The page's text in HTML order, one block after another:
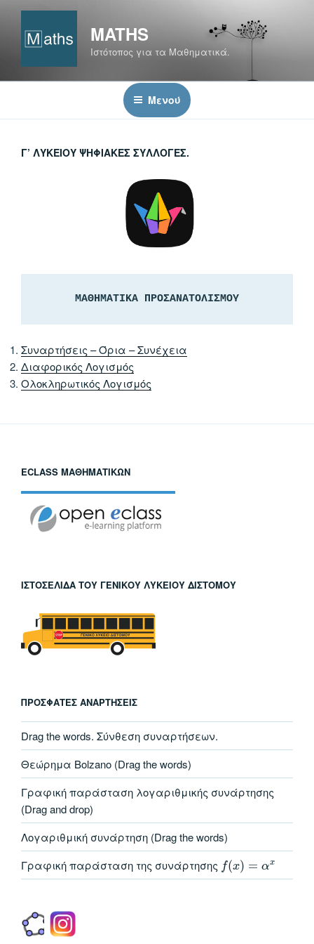
Μετάβαση
περιεχόμενο
MATHS
Ιστότοπος για τα Μαθηματικά.
Μενού
Γ’ ΛΥΚΕΊΟΥ ΨΗΦΙΑΚΈΣ ΣΥΛΛΟΓΈΣ.
ΜΑΘΗΜΑΤΙΚΑ ΠΡΟΣΑΝΑΤΟΛΙΣΜΟΥ
Συναρτήσεις – Όρια – Συνέχεια
Διαφορικός Λογισμός
Ολοκληρωτικός Λογισμός
ECLASS ΜΑΘΗΜΑΤΙΚΏΝ
ΙΣΤΟΣΕΛΊΔΑ ΤΟΥ ΓΕΝΙΚΟΎ ΛΥΚΕΊΟΥ ΔΙΣΤΌΜΟΥ
ΠΡΌΣΦΑΤΕΣ ΑΝΑΡΤΉΣΕΙΣ
Drag the words. Σύνθεση συναρτήσεων.
Θεώρημα Bolzano (Drag the words)
Γραφική παράσταση λογαριθμικής συνάρτησης
(Drag and drop)
Λογαριθμική συνάρτηση (Drag the words)
Γραφική παράσταση της συνάρτησης f(x) = αx